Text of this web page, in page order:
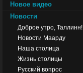
Новое видео
Новости
Доброе утро, Таллинн!
Новости Маарду
Наша столица
Жизнь столицы
Русский вопрос